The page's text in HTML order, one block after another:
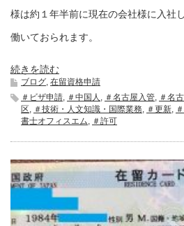
様は約１年半前に現在の会社様に入社
働いておられます。
続きを読む
ブログ, 在留資格申請
＃ビザ申請, ＃中国人 , ＃名古屋入管, ＃名
区, ＃技術・人文知識・国際業務, ＃更新,
書士オフィスエム, ＃許可